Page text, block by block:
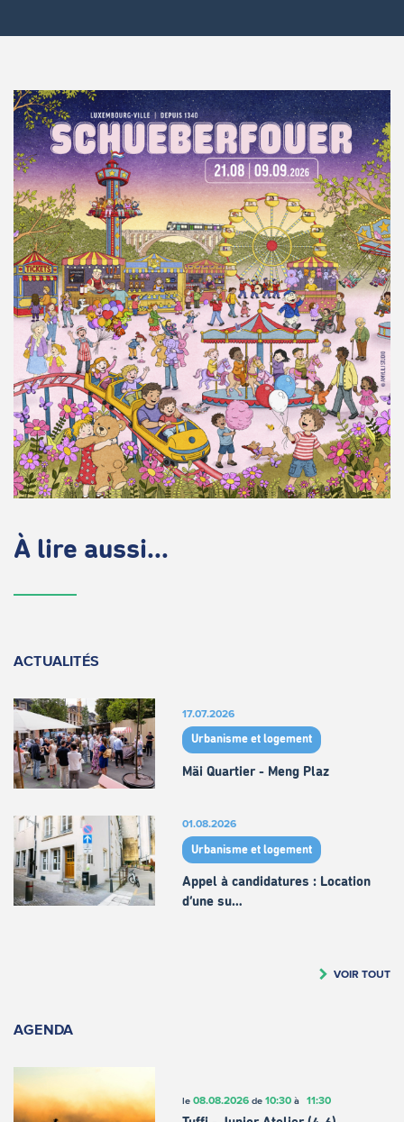
À lire aussi...
ACTUALITÉS
17.07.2026
Urbanisme et logement
Mäi Quartier - Meng Plaz
01.08.2026
Urbanisme et logement
Appel à candidatures : Location
d’une su…
VOIR TOUT
AGENDA
le 08.08.2026de 10:30à 11:30